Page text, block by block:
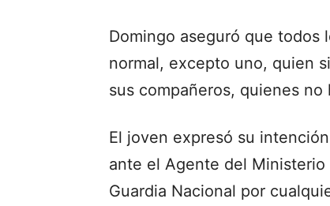
Domingo aseguró que todos
normal, excepto uno, quien
sus compañeros, quienes
El joven expresó su
ante el Agente del
Guardia Nacional por